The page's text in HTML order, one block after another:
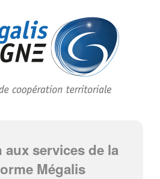
services de la
Mégalis